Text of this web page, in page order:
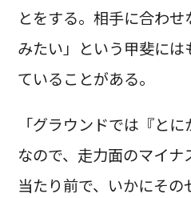
とをする。相手に合わ
みたい」という甲斐に
ていることがある。
「グラウンドでは『と
なので、走力面のマイ
当たり前で、いかにそ